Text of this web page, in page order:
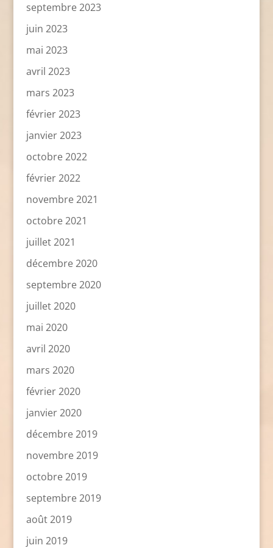
septembre 2023
juin 2023
mai 2023
avril 2023
mars 2023
février 2023
janvier 2023
octobre 2022
février 2022
novembre 2021
octobre 2021
juillet 2021
décembre 2020
septembre 2020
juillet 2020
mai 2020
avril 2020
mars 2020
février 2020
janvier 2020
décembre 2019
novembre 2019
octobre 2019
septembre 2019
août 2019
juin 2019